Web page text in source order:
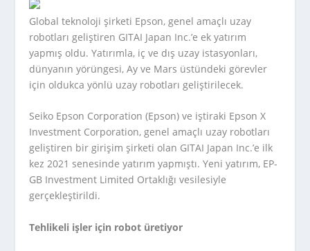
Global teknoloji şirketi Epson, genel amaçlı uzay
robotları geliştiren GITAI Japan Inc.’e ek yatırım
yapmış oldu. Yatırımla, iç ve dış uzay istasyonları,
dünyanın yörüngesi, Ay ve Mars üstündeki görevler
için oldukca yönlü uzay robotları geliştirilecek.
Seiko Epson Corporation (Epson) ve iştiraki Epson X
Investment Corporation, genel amaçlı uzay robotları
geliştiren bir girişim şirketi olan GITAI Japan Inc.’e ilk
kez 2021 senesinde yatırım yapmıştı. Yeni yatırım, EP-
GB Investment Limited Ortaklığı vesilesiyle
gerçekleştirildi.
Tehlikeli işler için robot üretiyor